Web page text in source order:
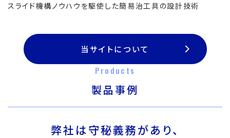
スライド機構ノウハウを駆使した簡易治工具の設計技術
当サイトについて
Products
製品事例
弊社は守秘義務があり、